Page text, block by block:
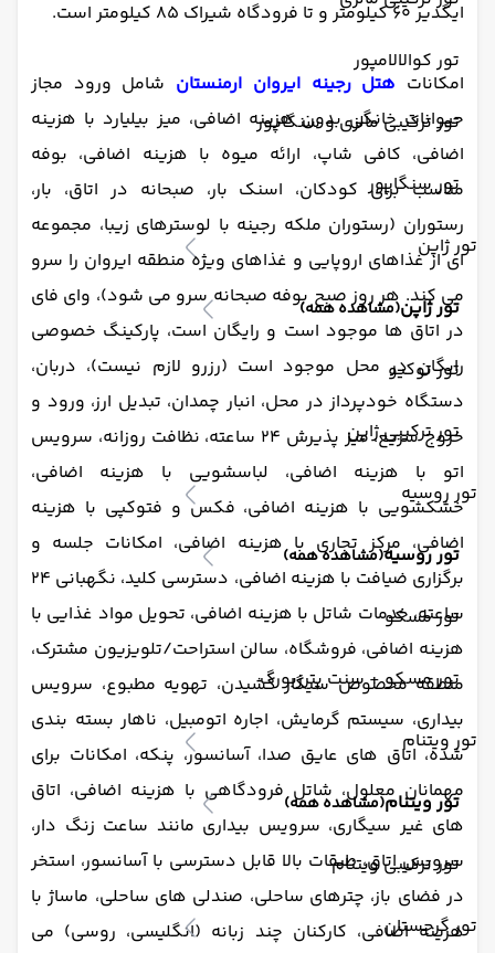
تور کوالالامپور
تور ترکیبی مالزی و سنگاپور
تور سنگاپور
تور ژاپن
تور ژاپن(مشاهده همه)
تور توکیو
تور ترکیبی ژاپن
تور روسیه
تور روسیه(مشاهده همه)
تور مسکو
تور مسکو + سنت پترزبورگ
تور ویتنام
تور ویتنام(مشاهده همه)
تور ترکیبی ویتنام
تور گرجستان
ایگدیر 60 کیلومتر و تا فرودگاه شیراک 85 کیلومتر است.
امکانات هتل رجینه ایروان ارمنستان شامل ورود مجاز
حیوانات خانگی بدون هزینه اضافی، میز بیلیارد با هزینه
اضافی، کافی شاپ، ارائه میوه با هزینه اضافی، بوفه
مناسب برای کودکان، اسنک بار، صبحانه در اتاق، بار،
رستوران (رستوران ملکه رجینه با لوسترهای زیبا، مجموعه
ای از غذاهای اروپایی و غذاهای ویژه منطقه ایروان را سرو
می کند. هر روز صبح بوفه صبحانه سرو می شود)، وای فای
در اتاق ها موجود است و رایگان است، پارکینگ خصوصی
رایگان در محل موجود است (رزرو لازم نیست)، دربان،
دستگاه خودپرداز در محل، انبار چمدان، تبدیل ارز، ورود و
خروج سریع، میز پذیرش 24 ساعته، نظافت روزانه، سرویس
اتو با هزینه اضافی، لباسشویی با هزینه اضافی،
خشکشویی با هزینه اضافی، فکس و فتوکپی با هزینه
اضافی، مرکز تجاری با هزینه اضافی، امکانات جلسه و
برگزاری ضیافت با هزینه اضافی، دسترسی کلید، نگهبانی 24
ساعته، خدمات شاتل با هزینه اضافی، تحویل مواد غذایی با
هزینه اضافی، فروشگاه، سالن استراحت/تلویزیون مشترک،
منطقه مخصوص سیگار کشیدن، تهویه مطبوع، سرویس
بیداری، سیستم گرمایش، اجاره اتومبیل، ناهار بسته بندی
شده، اتاق های عایق صدا، آسانسور، پنکه، امکانات برای
مهمانان معلول، شاتل فرودگاهی با هزینه اضافی، اتاق
های غیر سیگاری، سرویس بیداری مانند ساعت زنگ دار،
سرویس اتاق، طبقات بالا قابل دسترسی با آسانسور، استخر
در فضای باز، چترهای ساحلی، صندلی های ساحلی، ماساژ با
هزینه اضافی، کارکنان چند زبانه (انگلیسی، روسی) می